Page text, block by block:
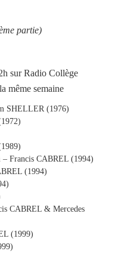
partie)
sur Radio Collège
même semaine
SHELLER (1976)
– Francis CABREL (1994)
(1994)
CABREL & Mercedes
(1999)